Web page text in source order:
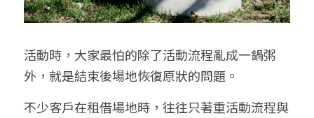
台港文化傾偈會
運動課花絮
遊戲主頁
馴獸師
chitchatclinic@gmail.com
預約
活動時，大家最怕的除了活動流程亂成一鍋粥
外，就是結束後場地恢復原狀的問題。
不少客戶在租借場地時，往往只著重活動流程與